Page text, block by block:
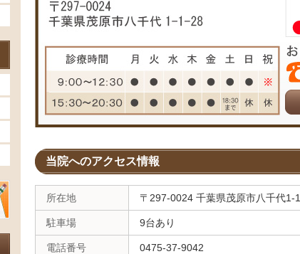
当院へのアクセス情報
所在地 〒297-0024 千葉県茂原市八千代1-
駐車場 9台あり
電話番号 0475-37-9042